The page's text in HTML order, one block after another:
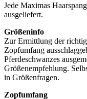
Jede Maximas
ausgeliefert.
Größeninfo
Zur Ermittlung der
Zopfumfang
Pferdeschwanzes
Größenempfehlung.
in Größenfragen.
Zopfumfang